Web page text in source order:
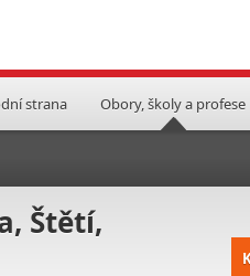
strana Obory, školy a profese
Štětí,